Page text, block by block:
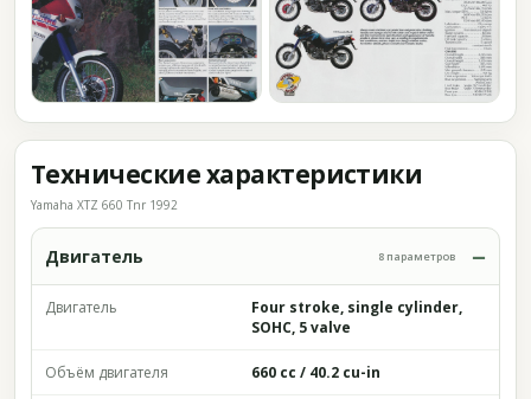
Технические характеристики
Yamaha XTZ 660 Tnr 1992
Двигатель 8 параметров
Двигатель
Four stroke, single cylinder,
SOHC, 5 valve
Объём двигателя 660 cc / 40.2 cu-in